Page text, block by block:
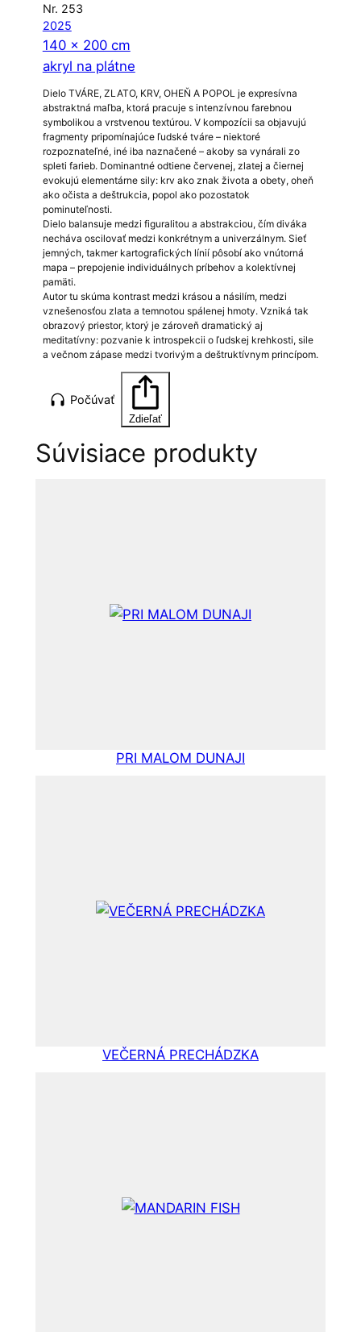
Nr. 253
2025
140 x 200 cm
akryl na plátne
Dielo TVÁRE, ZLATO, KRV, OHEŇ A POPOL je expresívna
abstraktná maľba, ktorá pracuje s intenzívnou farebnou
symbolikou a vrstvenou textúrou. V kompozícii sa objavujú
fragmenty pripomínajúce ľudské tváre – niektoré
rozpoznateľné, iné iba naznačené – akoby sa vynárali zo
spleti farieb. Dominantné odtiene červenej, zlatej a čiernej
evokujú elementárne sily: krv ako znak života a obety, oheň
ako očista a deštrukcia, popol ako pozostatok
pominuteľnosti.
Dielo balansuje medzi figuralitou a abstrakciou, čím diváka
necháva oscilovať medzi konkrétnym a univerzálnym. Sieť
jemných, takmer kartografických línií pôsobí ako vnútorná
mapa – prepojenie individuálnych príbehov a kolektívnej
pamäti.
Autor tu skúma kontrast medzi krásou a násilím, medzi
vznešenosťou zlata a temnotou spálenej hmoty. Vzniká tak
obrazový priestor, ktorý je zároveň dramatický aj
meditatívny: pozvanie k introspekcii o ľudskej krehkosti, sile
a večnom zápase medzi tvorivým a deštruktívnym princípom.
Počúvať
Zdieľať
Súvisiace produkty
PRI MALOM DUNAJI
VEČERNÁ PRECHÁDZKA